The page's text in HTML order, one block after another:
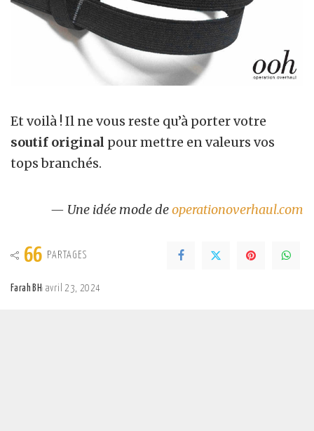
Et voilà ! Il ne vous reste qu’à porter votre
soutif original pour mettre en valeurs vos
tops branchés.
— Une idée mode deoperationoverhaul.com
66 PARTAGES
Farah BH avril 23, 2024